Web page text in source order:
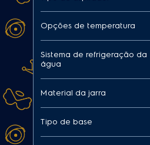
Ver mais 5
Opções de temperatura
Sistema de refrigeração da
água
Material da jarra
Tipo de base